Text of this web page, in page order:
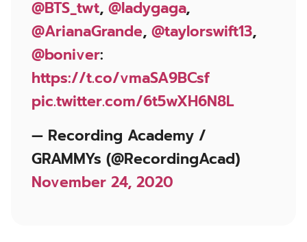
@BTS_twt, @ladygaga,
@ArianaGrande, @taylorswift13,
@boniver:
https://t.co/vmaSA9BCsf
pic.twitter.com/6t5wXH6N8L
— Recording Academy /
GRAMMYs (@RecordingAcad)
November 24, 2020